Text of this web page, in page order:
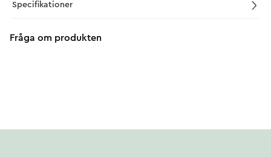
Specifikationer
Fråga om produkten